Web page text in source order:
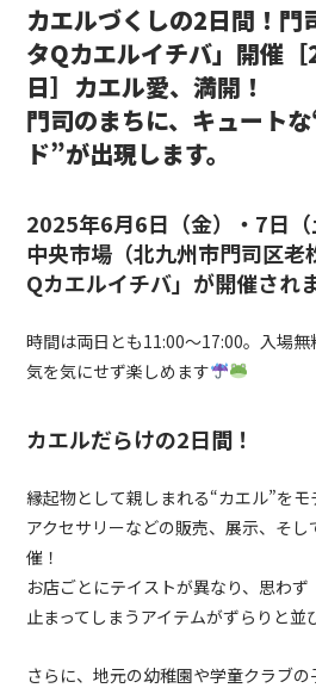
カエルづくしの2日間！門
タQカエルイチバ」開催
日］カエル愛、満開！
門司のまちに、キュート
ド”が出現します。
2025年6月6日（金）・7日
中央市場（北九州市門司区老
Qカエルイチバ」が開催され
時間は両日とも11:00～17:00。入場
気を気にせず楽しめます
カエルだらけの2日間！
縁起物として親しまれる“カエル”をモ
アクセサリーなどの販売、展示、そ
催！
お店ごとにテイストが異なり、思わ
止まってしまうアイテムがずらりと並
さらに、地元の幼稚園や学童クラブ